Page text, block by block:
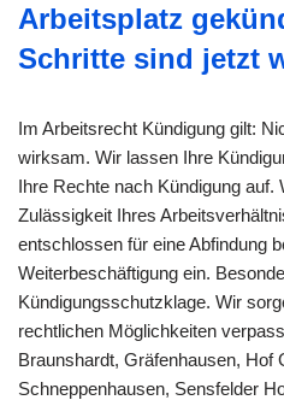
Arbeitsplatz
Schritte sind jetzt
Im Arbeitsrecht Kündigung gilt:
wirksam. Wir lassen Ihre
Ihre Rechte nach Kündigung
Zulässigkeit Ihres
entschlossen für eine Abfindung
Weiterbeschäftigung ein.
Kündigungsschutzklage. Wir
rechtlichen Möglichkeiten
Braunshardt, Gräfenhausen, Hof
Schneppenhausen, Sensfelder